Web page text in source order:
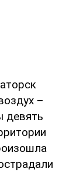
–
девять